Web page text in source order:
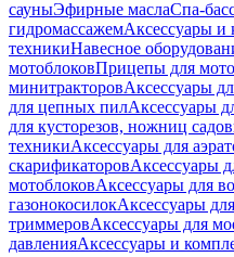
сауныЭфирные маслаСпа-
гидромассажемАксессуары и
техникиНавесное
мотоблоковПрицепы для
минитракторовАксессуары
для цепных пилАксессуары
для кусторезов, ножниц
техникиАксессуары для
скарификаторовАксессуары
мотоблоковАксессуары для
газонокосилокАксессуары
триммеровАксессуары для
давленияАксессуары и